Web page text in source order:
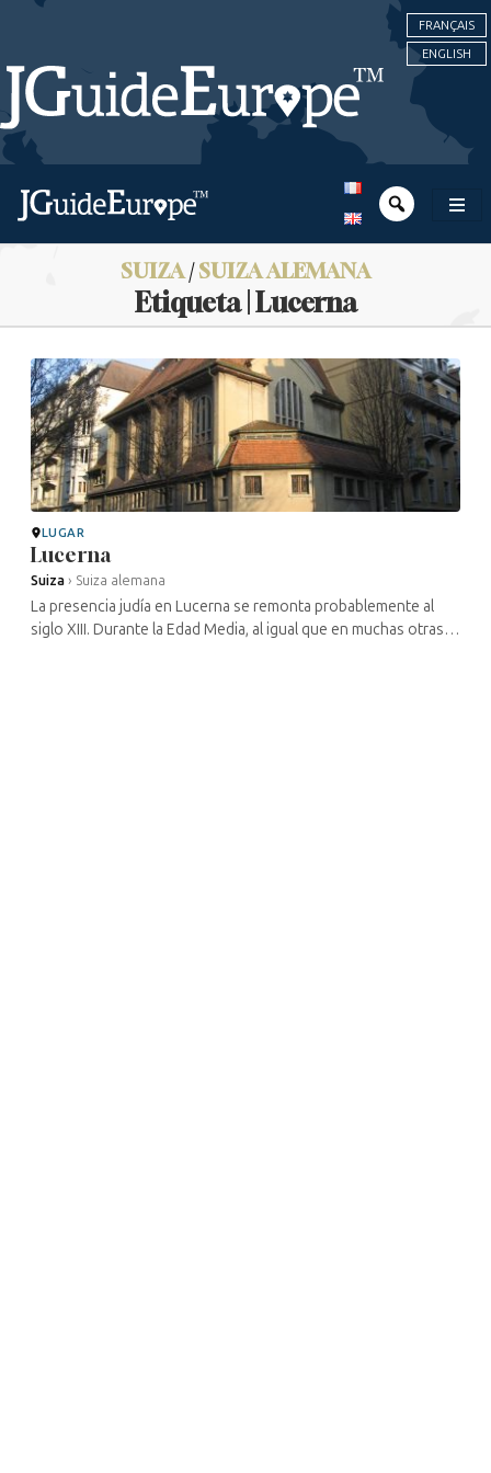
FRANÇAIS
ENGLISH
SUIZA/SUIZA ALEMANA
Etiqueta | Lucerna
LUGAR
Lucerna
Suiza › Suiza alemana
La presencia judía en Lucerna se remonta probablemente al
siglo XIII. Durante la Edad Media, al igual que en muchas otras